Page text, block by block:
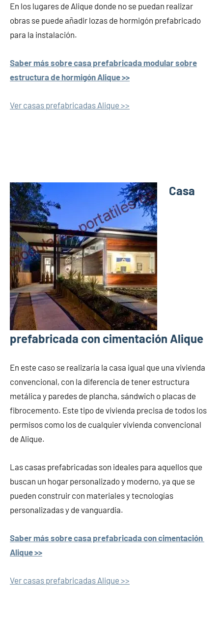
En los lugares de Alique donde no se puedan realizar
obras se puede añadir lozas de hormigón prefabricado
para la instalación.
Saber más sobre casa prefabricada modular sobre
estructura de hormigón Alique >>
Ver casas prefabricadas Alique >>
Casa
prefabricada con cimentación Alique
En este caso se realizaría la casa igual que una vivienda
convencional, con la diferencia de tener estructura
metálica y paredes de plancha, sándwich o placas de
fibrocemento. Este tipo de vivienda precisa de todos los
permisos como los de cualquier vivienda convencional
de Alique.
Las casas prefabricadas son ideales para aquellos que
buscan un hogar personalizado y moderno, ya que se
pueden construir con materiales y tecnologías
personalizadas y de vanguardia.
Saber más sobre casa prefabricada con cimentación
Alique >>
Ver casas prefabricadas Alique >>